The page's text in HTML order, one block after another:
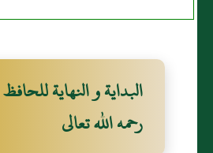
البداية و النهاية
رحمه الله تعالى